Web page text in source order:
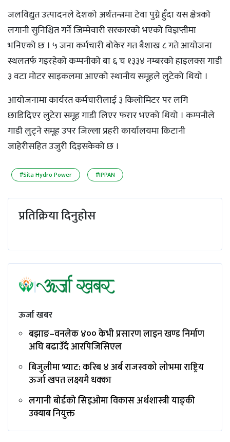
जलविद्युत उत्पादनले देशको अर्थतन्त्रमा टेवा पुग्ने हुँदा यस क्षेत्रको
लगानी सुनिश्चित गर्ने जिम्मेवारी सरकारको भएको विज्ञप्तीमा
भनिएको छ । ५ जना कर्मचारी बोकेर गत बैशाख ८ गते आयोजना
स्थलतर्फ गइरहेको कम्पनीको बा ६ च १३३४ नम्बरको हाइलक्स गाडी
३ वटा मोटर साइकलमा आएको स्थानीय समूहले लुटेको थियो ।
आयोजनामा कार्यरत कर्मचारीलाई ३ किलोमिटर पर लगि
छाडिदिएर लुटेरा समूह गाडी लिएर फरार भएको थियो । कम्पनीले
गाडी लुट्ने समूह उपर जिल्ला प्रहरी कार्यालयमा किटानी
जाहेरीसहित उजुरी दिइसकेको छ ।
#Sita Hydro Power #IPPAN
प्रतिक्रिया दिनुहोस
ऊर्जा खबर
बझाङ–वनलेक ४०० केभी प्रसारण लाइन खण्ड निर्माण
अघि बढाउँदै आरपिजिसिएल
बिजुलीमा भ्याट: करिब ४ अर्ब राजस्वको लोभमा राष्ट्रिय
ऊर्जा खपत लक्ष्यमै धक्का
लगानी बोर्डको सिइओमा विकास अर्थशास्त्री याङ्‌की
उक्याब नियुक्त